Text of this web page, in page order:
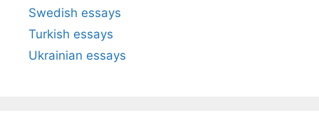
Swedish essays
Turkish essays
Ukrainian essays